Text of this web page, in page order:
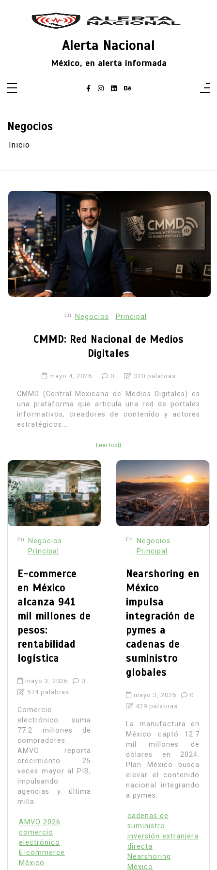
Alerta Nacional
México, en alerta informada
Negocios
Inicio
En Negocios Principal
CMMD: Red Nacional de Medios
Digitales
mayo 4, 2026 0 320 palabras
CMMD (Central Mexicana de Medios Digitales) es
una plataforma que articula una red de portales
informativos, creadores de contenido y actores
estratégicos...
Leer todo
En
Negocios
Principal
E-commerce
en México
alcanza 941
mil millones de
pesos:
rentabilidad
logística
mayo 3, 2026
0
574 palabras
Comercio
electrónico suma
77.2 millones de
compradores.
AMVO reporta
crecimiento 25
veces mayor al PIB,
impulsando
agencias y última
milla.
AMVO 2026
comercio
electrónico
E-commerce
México
En
Negocios
Principal
Nearshoring en
México
impulsa
integración de
pymes a
cadenas de
suministro
globales
mayo 3, 2026
0
429 palabras
La manufactura en
México captó 12.7
mil millones de
dólares en 2024.
Plan México busca
elevar el contenido
nacional integrando
a pymes.
cadenas de
suministro
inversión extranjera
directa
Nearshoring
México